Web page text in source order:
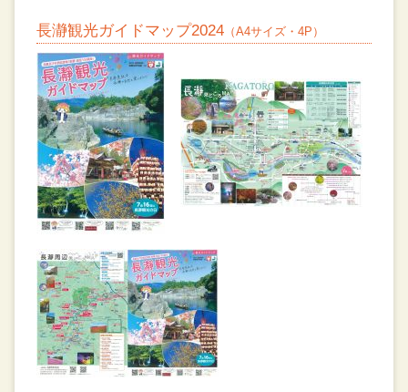
長瀞観光ガイドマップ2024 （A4サイズ・4P）